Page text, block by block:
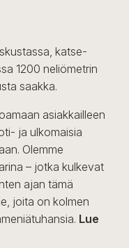
katse-
1200 neliömetrin
saakka.
asiakkailleen
ja ulkomaisia
Olemme
– jotka kulkevat
ajan tämä
joita on kolmen
Lue